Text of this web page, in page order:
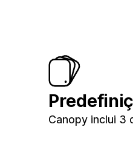
Canopy inclui 3